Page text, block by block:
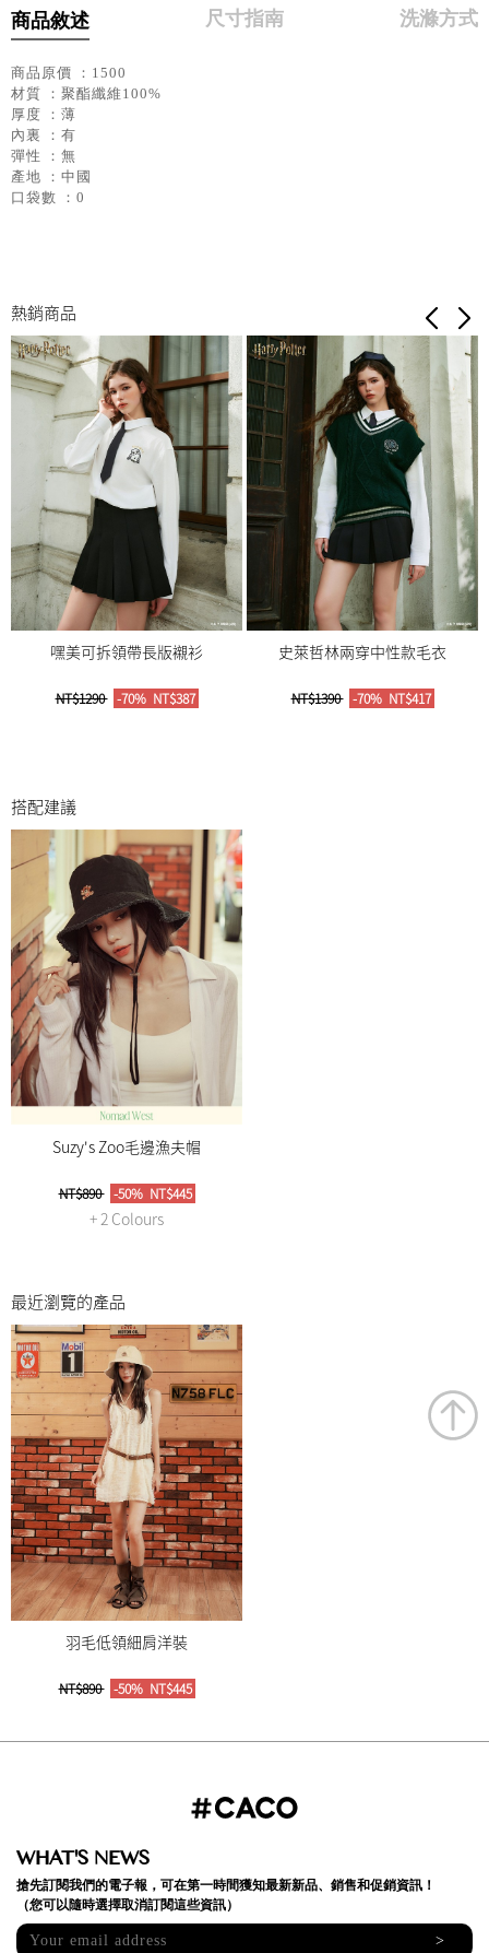
商品敘述 尺寸指南 洗滌方式
商品原價 ：1500
材質 ：聚酯纖維100%
厚度 ：薄
內裏 ：有
彈性 ：無
產地 ：中國
口袋數 ：0
熱銷商品
嘿美可拆領帶長版襯衫
NT$1290 -70% NT$387
史萊哲林兩穿中性款毛衣
NT$1390 -70% NT$417
搭配建議
Suzy's Zoo毛邊漁夫帽
NT$890 -50% NT$445
+ 2 Colours
最近瀏覽的產品
羽毛低領細肩洋裝
NT$890 -50% NT$445
WHAT'S NEWS
搶先訂閱我們的電子報，可在第一時間獲知最新新品、銷售和促銷資訊！
（您可以隨時選擇取消訂閱這些資訊）
>